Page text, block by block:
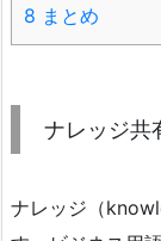
8 まとめ
ナレッジ共
ナレッジ（